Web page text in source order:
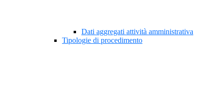
Dati aggregati attività amministrativa
Tipologie di procedimento